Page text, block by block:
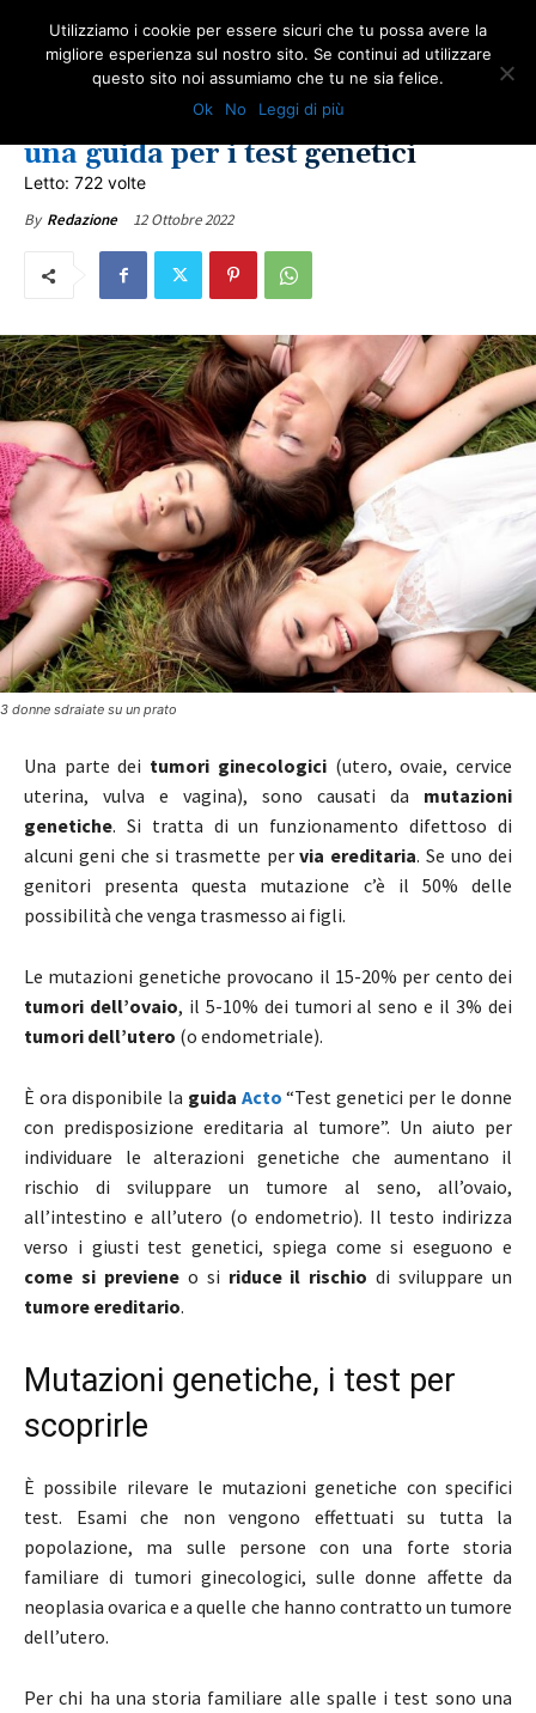
ULTIME NOTIZIE
Tumori ginecologici ereditari:
una guida per i test genetici
Letto: 722 volte
By Redazione 12 Ottobre 2022
3 donne sdraiate su un prato
Una parte dei tumori ginecologici(utero, ovaie, cervice
uterina, vulva e vagina), sono causati da mutazioni
genetiche. Si tratta di un funzionamento difettoso di
alcuni geni che si trasmette pervia ereditaria. Se uno dei
genitori presenta questa mutazione c’è il 50% delle
possibilità che venga trasmesso ai figli.
Le mutazioni genetiche provocano il 15-20% per cento dei
tumori dell’ovaio, il 5-10% dei tumori al seno e il 3% dei
tumori dell’utero (o endometriale).
È ora disponibile la guida Acto “Test genetici per le donne
con predisposizione ereditaria al tumore”. Un aiuto per
individuare le alterazioni genetiche che aumentano il
rischio di sviluppare un tumore al seno, all’ovaio,
all’intestino e all’utero (o endometrio). Il testo indirizza
verso i giusti test genetici, spiega come si eseguono e
come si previeneo si riduce il rischio di sviluppare un
tumore ereditario.
Mutazioni genetiche, i test per
scoprirle
È possibile rilevare le mutazioni genetiche con specifici
test. Esami che non vengono effettuati su tutta la
popolazione, ma sulle persone con una forte storia
familiare di tumori ginecologici, sulle donne affette da
neoplasia ovarica e a quelle che hanno contratto un tumore
dell’utero.
Per chi ha una storia familiare alle spalle i test sono una
Utilizziamo i cookie per essere sicuri che tu possa avere la
migliore esperienza sul nostro sito. Se continui ad utilizzare
questo sito noi assumiamo che tu ne sia felice.
Ok
No Leggi di più